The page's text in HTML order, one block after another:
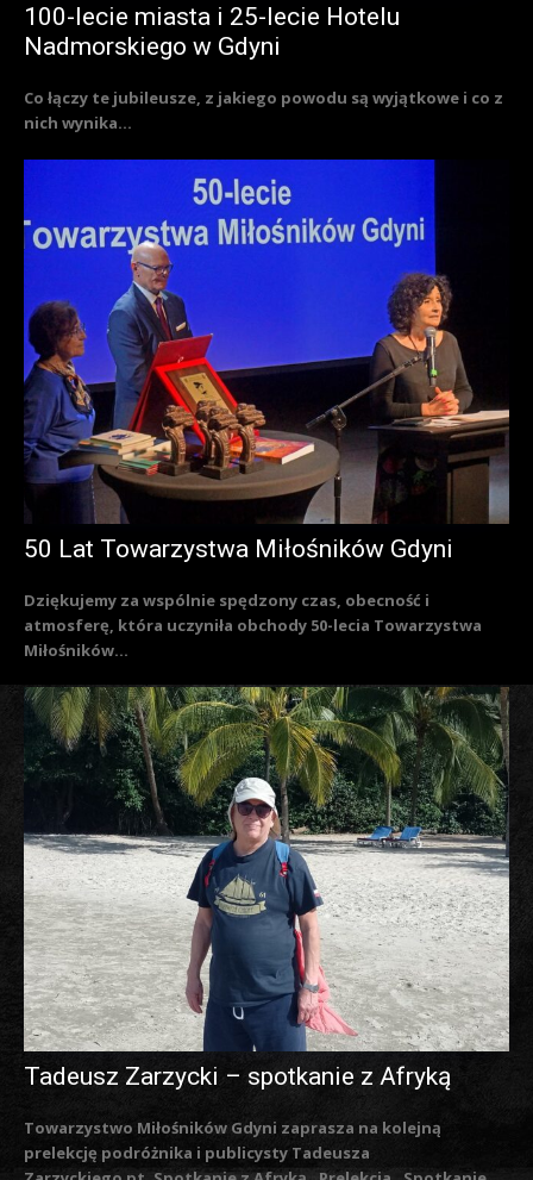
100-lecie miasta i 25-lecie Hotelu
Nadmorskiego w Gdyni
Co łączy te jubileusze, z jakiego powodu są wyjątkowe i co z
nich wynika...
50 Lat Towarzystwa Miłośników Gdyni
Dziękujemy za wspólnie spędzony czas, obecność i
atmosferę, która uczyniła obchody 50-lecia Towarzystwa
Miłośników...
Tadeusz Zarzycki – spotkanie z Afryką
Towarzystwo Miłośników Gdyni zaprasza na kolejną
prelekcję podróżnika i publicysty Tadeusza